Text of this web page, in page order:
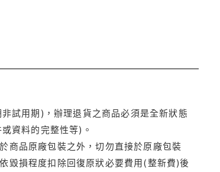
試用期)，辦理退貨之商品必須是全新狀態
資料的完整性等)。
商品原廠包裝之外，切勿直接於原廠包裝
毀損程度扣除回復原狀必要費用(整新費)後